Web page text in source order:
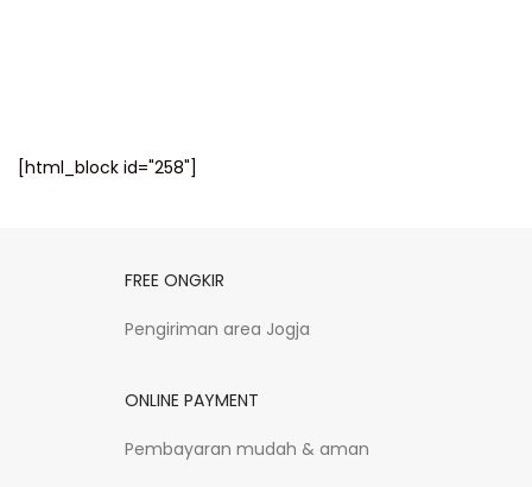
[html_block id="258"]
FREE ONGKIR
Pengiriman area Jogja
ONLINE PAYMENT
Pembayaran mudah & aman